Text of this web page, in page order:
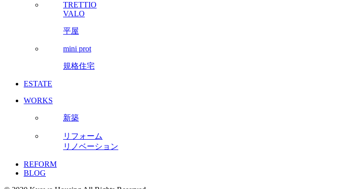
TRETTIO
VALO
平屋
mini prot
規格住宅
ESTATE
WORKS
新築
リフォーム
リノベーション
REFORM
BLOG